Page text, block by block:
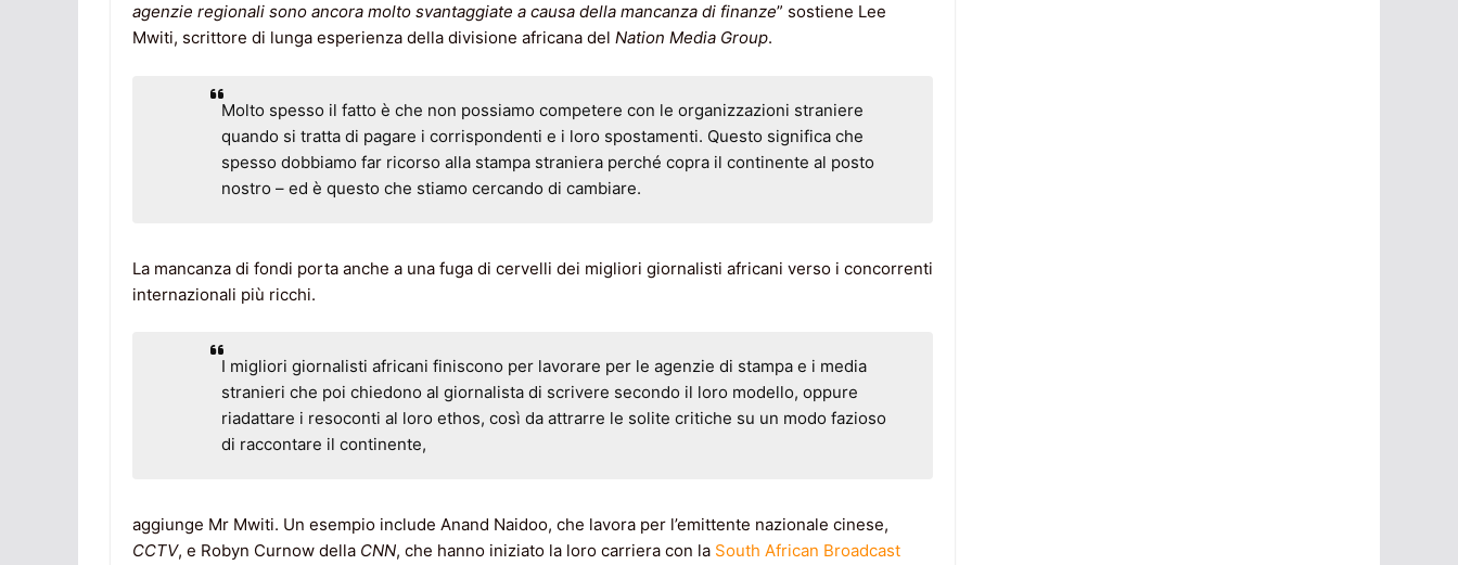
agenzie regionali sono ancora molto svantaggiate a causa della mancanza di finanze” sostiene Lee
Mwiti, scrittore di lunga esperienza della divisione africana del Nation Media Group.
Molto spesso il fatto è che non possiamo competere con le organizzazioni straniere
quando si tratta di pagare i corrispondenti e i loro spostamenti. Questo significa che
spesso dobbiamo far ricorso alla stampa straniera perché copra il continente al posto
nostro – ed è questo che stiamo cercando di cambiare.
La mancanza di fondi porta anche a una fuga di cervelli dei migliori giornalisti africani verso i concorrenti
internazionali più ricchi.
I migliori giornalisti africani finiscono per lavorare per le agenzie di stampa e i media
stranieri che poi chiedono al giornalista di scrivere secondo il loro modello, oppure
riadattare i resoconti al loro ethos, così da attrarre le solite critiche su un modo fazioso
di raccontare il continente,
aggiunge Mr Mwiti. Un esempio include Anand Naidoo, che lavora per l’emittente nazionale cinese,
CCTV, e Robyn Curnow della CNN, che hanno iniziato la loro carriera con la South African Broadcast